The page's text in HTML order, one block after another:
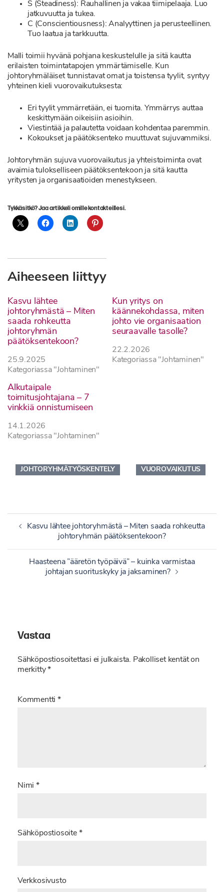
S (Steadiness): Rauhallinen ja vakaa tiimipelaaja. Luo
jatkuvuutta ja tukea.
C (Conscientiousness): Analyyttinen ja perusteellinen.
Tuo laatua ja tarkkuutta.
Malli toimii hyvänä pohjana keskustelulle ja sitä kautta
erilaisten toimintatapojen ymmärtämiselle. Kun
johtoryhmäläiset tunnistavat omat ja toistensa tyylit, syntyy
yhteinen kieli vuorovaikutuksesta:
Eri tyylit ymmärretään, ei tuomita. Ymmärrys auttaa
keskittymään oikeisiin asioihin.
Viestintää ja palautetta voidaan kohdentaa paremmin.
Kokoukset ja päätöksenteko muuttuvat sujuvammiksi.
Johtoryhmän sujuva vuorovaikutus ja yhteistoiminta ovat
avaimia tulokselliseen päätöksentekoon ja sitä kautta
yritysten ja organisaatioiden menestykseen.
Tykkäsitkö? Jaa artikkeli omille kontakteillesi.
Aiheeseen liittyy
Kasvu lähtee
johtoryhmästä – Miten
saada rohkeutta
johtoryhmän
päätöksentekoon?
25.9.2025
Kategoriassa "Johtaminen"
Kun yritys on
käännekohdassa, miten
johto vie organisaation
seuraavalle tasolle?
22.2.2026
Kategoriassa "Johtaminen"
Alkutaipale
toimitusjohtajana – 7
vinkkiä onnistumiseen
14.1.2026
Kategoriassa "Johtaminen"
JOHTORYHMÄTYÖSKENTELY VUOROVAIKUTUS
Artikkelien
Kasvu lähtee johtoryhmästä – Miten saada rohkeutta
johtoryhmän päätöksentekoon?
Haasteena ”ääretön työpäivä” – kuinka varmistaa
johtajan suorituskyky ja jaksaminen?
Vastaa
Sähköpostiosoitettasi ei julkaista. Pakolliset kentät on
merkitty*
Kommentti*
Nimi *
Sähköpostiosoite *
Verkkosivusto